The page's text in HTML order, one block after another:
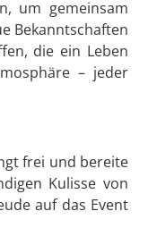
um gemeinsam
Bekanntschaften
die ein Leben
– jeder
frei und bereite
Kulisse von
auf das Event